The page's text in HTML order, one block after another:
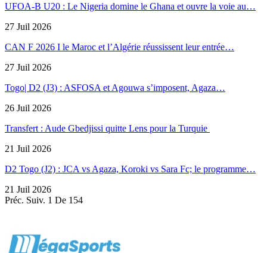
UFOA-B U20 : Le Nigeria domine le Ghana et ouvre la voie au…
27 Juil 2026
CAN F 2026 I le Maroc et l’Algérie réussissent leur entrée…
27 Juil 2026
Togo| D2 (J3) : ASFOSA et Agouwa s’imposent, Agaza…
26 Juil 2026
Transfert : Aude Gbedjissi quitte Lens pour la Turquie
21 Juil 2026
D2 Togo (J2) : JCA vs Agaza, Koroki vs Sara Fc; le programme…
21 Juil 2026
Préc. Suiv. 1 De 154